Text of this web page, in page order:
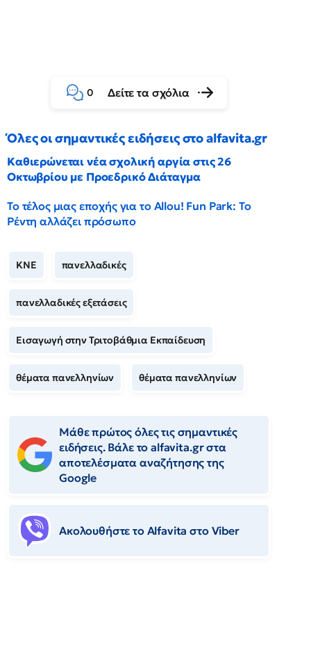
0 Δείτε τα σχόλια
Όλες οι σημαντικές ειδήσεις στο alfavita.gr
Καθιερώνεται νέα σχολική αργία στις 26
Οκτωβρίου με Προεδρικό Διάταγμα
Το τέλος μιας εποχής για το Allou! Fun Park: Το
Ρέντη αλλάζει πρόσωπο
ΚΝΕ πανελλαδικές
πανελλαδικές εξετάσεις
Εισαγωγή στην Τριτοβάθμια Εκπαίδευση
θέματα πανελληνίων θέματα πανελληνίων
Μάθε πρώτος όλες τις σημαντικές
ειδήσεις. Βάλε το alfavita.gr στα
αποτελέσματα αναζήτησης της
Google
Ακολουθήστε το Αlfavita στο Viber